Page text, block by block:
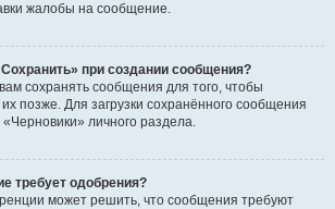
жалобы на сообщение.
при создании сообщения?
сохранять сообщения для того, чтобы
позже. Для загрузки сохранённого сообщения
личного раздела.
требует одобрения?
может решить, что сообщения требуют